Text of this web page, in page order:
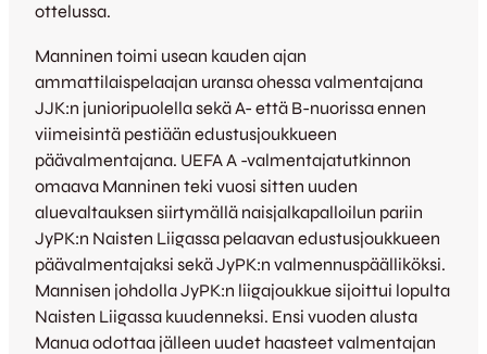
ottelussa.
Manninen toimi usean kauden ajan
ammattilaispelaajan uransa ohessa valmentajana
JJK:n junioripuolella sekä A- että B-nuorissa ennen
viimeisintä pestiään edustusjoukkueen
päävalmentajana. UEFA A -valmentajatutkinnon
omaava Manninen teki vuosi sitten uuden
aluevaltauksen siirtymällä naisjalkapalloilun pariin
JyPK:n Naisten Liigassa pelaavan edustusjoukkueen
päävalmentajaksi sekä JyPK:n valmennuspäälliköksi.
Mannisen johdolla JyPK:n liigajoukkue sijoittui lopulta
Naisten Liigassa kuudenneksi. Ensi vuoden alusta
Manua odottaa jälleen uudet haasteet valmentajan